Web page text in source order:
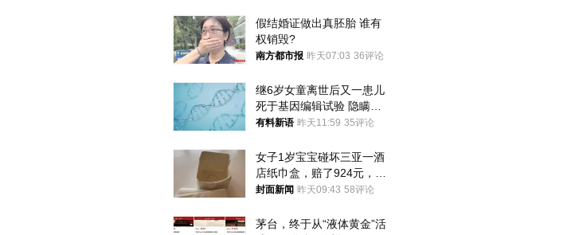
假结婚证做出真胚胎 谁有
权销毁?
南方都市报 昨天07:03 36评论
继6岁女童离世后又一患儿
死于基因编辑试验 隐瞒一
年才对外披露
有料新语 昨天11:59 35评论
女子1岁宝宝碰坏三亚一酒
店纸巾盒，赔了924元，发
帖吐槽后酒店退还一半的
封面新闻 昨天09:43 58评论
茅台，终于从“液体黄金”活